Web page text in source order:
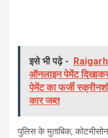
इसे भी पढ़े -
ऑनलाइन पेमेंट
पेमेंट का फर्जी
कार जब्त
पुलिस के मुताबिक,